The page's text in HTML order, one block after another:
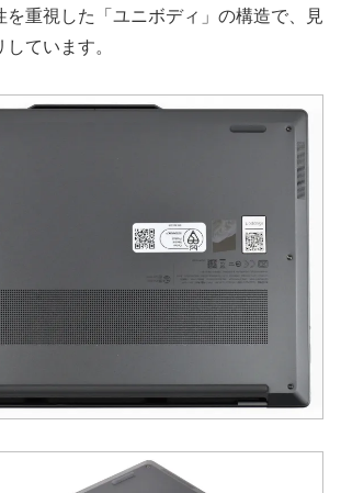
を重視した「ユニボディ」の構造で、見
ています。